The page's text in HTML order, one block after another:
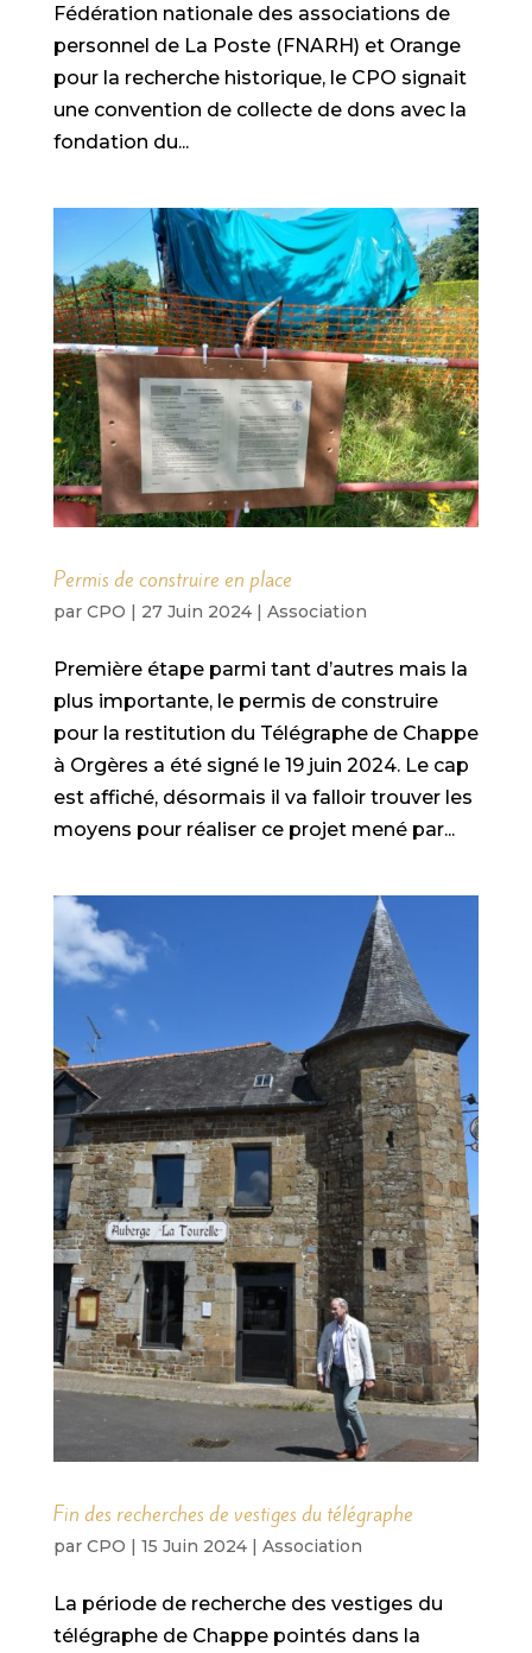
Fédération nationale des associations de
personnel de La Poste (FNARH) et Orange
pour la recherche historique, le CPO signait
une convention de collecte de dons avec la
fondation du...
Permis de construire en place
par CPO | 27 Juin 2024| Association
Première étape parmi tant d’autres mais la
plus importante, le permis de construire
pour la restitution du Télégraphe de Chappe
à Orgères a été signé le 19 juin 2024. Le cap
est affiché, désormais il va falloir trouver les
moyens pour réaliser ce projet mené par...
Fin des recherches de vestiges du télégraphe
par CPO 15 Juin 2024| Association
La période de recherche des vestiges du
télégraphe de Chappe pointés dans la